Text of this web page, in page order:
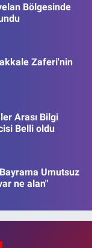
Bölgesinde
Zaferi'nin
Arası Bilgi
Belli oldu
Umutsuz
ne alan"